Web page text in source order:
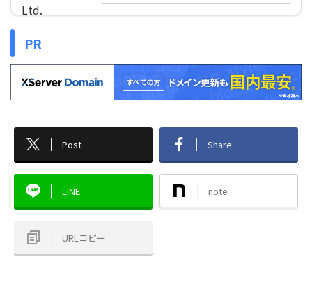
PR
Post Share
LINE note
URLコピー